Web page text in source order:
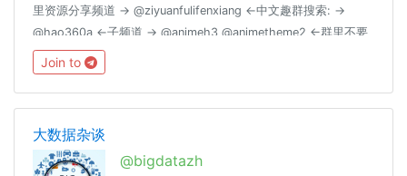
里资源分享频道 → @ziyuanfulifenxiang ←中文趣群搜索: →
@hao360a ←子频道 → @animeh3 @animetheme2 ←群里不要
发政治言论哦,此为技术交流群（做新时代青年,社会主义接班人，
德治体美劳全面发展）#Groupregulation 群里不要发有关黄赌毒
的东西点击下载简体中文语言包~：
Join to
大数据杂谈
@bigdatazh